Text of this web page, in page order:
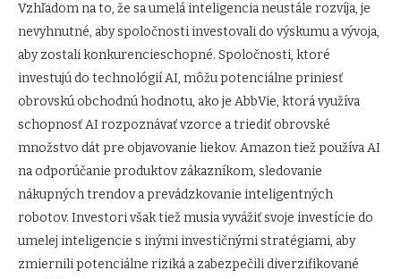
Vzhľadom na to, že sa umelá inteligencia neustále rozvíja, je
nevyhnutné, aby spoločnosti investovali do výskumu a vývoja,
aby zostali konkurencieschopné. Spoločnosti, ktoré
investujú do technológií AI, môžu potenciálne priniesť
obrovskú obchodnú hodnotu, ako je AbbVie, ktorá využíva
schopnosť AI rozpoznávať vzorce a triediť obrovské
množstvo dát pre objavovanie liekov. Amazon tiež používa AI
na odporúčanie produktov zákazníkom, sledovanie
nákupných trendov a prevádzkovanie inteligentných
robotov. Investori však tiež musia vyvážiť svoje investície do
umelej inteligencie s inými investičnými stratégiami, aby
zmiernili potenciálne riziká a zabezpečili diverzifikované